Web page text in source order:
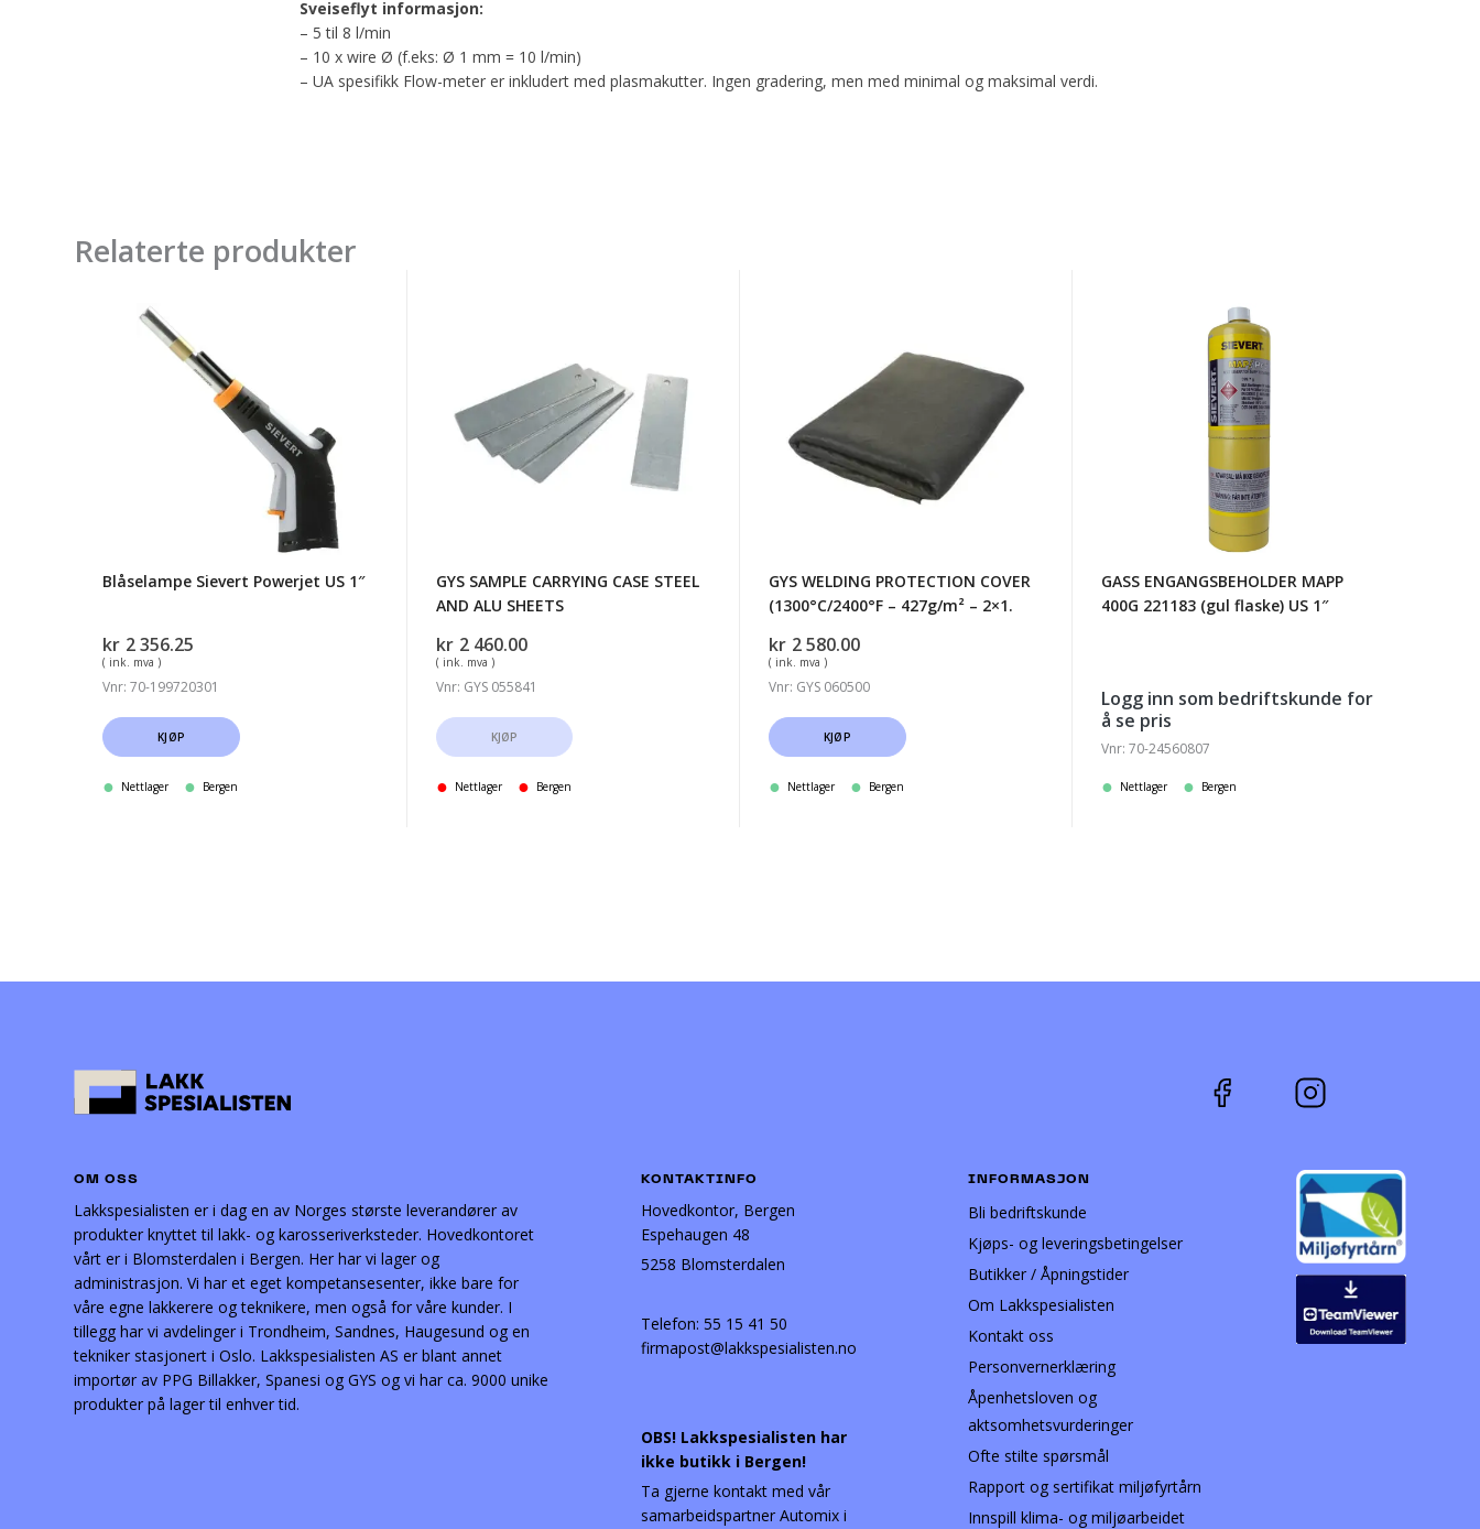
Sveiseflyt informasjon:
– 5 til 8 l/min
– 10 x wire Ø (f.eks: Ø 1 mm = 10 l/min)
– UA spesifikk Flow-meter er inkludert med plasmakutter. Ingen gradering, men med minimal og maksimal verdi.
Relaterte produkter
Blåselampe
Sievert
Blåselampe Sievert Powerjet US 1″
kr 2 356.25
( ink. mva )
Vnr: 70-199720301
KJØP
Nettlager Bergen
STEEL
GYS SAMPLE CARRYING CASE STEEL
AND ALU SHEETS
kr 2 460.00
( ink. mva )
Vnr: GYS 055841
KJØP
Nettlager Bergen
PROTECTION
(1300°C/2400°F
427g/m²
GYS WELDING PROTECTION COVER
(1300°C/2400°F – 427g/m² – 2×1.
kr 2 580.00
( ink. mva )
Vnr: GYS 060500
KJØP
Nettlager Bergen
ENGANGSBEHOLDER
GASS ENGANGSBEHOLDER MAPP
400G 221183 (gul flaske) US 1″
Logg inn som bedriftskunde for
å se pris
Vnr: 70-24560807
Nettlager Bergen
OM OSS
Lakkspesialisten er i dag en av Norges største leverandører av
produkter knyttet til lakk- og karosseriverksteder. Hovedkontoret
vårt er i Blomsterdalen i Bergen. Her har vi lager og
administrasjon. Vi har et eget kompetansesenter, ikke bare for
våre egne lakkerere og teknikere, men også for våre kunder. I
tillegg har vi avdelinger i Trondheim, Sandnes, Haugesund og en
tekniker stasjonert i Oslo. Lakkspesialisten AS er blant annet
importør av PPG Billakker, Spanesi og GYS og vi har ca. 9000 unike
produkter på lager til enhver tid.
KONTAKTINFO
Hovedkontor, Bergen
Espehaugen 48
5258 Blomsterdalen
Telefon: 55 15 41 50
firmapost@lakkspesialisten.no
OBS! Lakkspesialisten har
ikke butikk i Bergen!
Ta gjerne kontakt med vår
samarbeidspartner Automix i
INFORMASJON
Bli bedriftskunde
Kjøps- og leveringsbetingelser
Butikker / Åpningstider
Om Lakkspesialisten
Kontakt oss
Personvernerklæring
Åpenhetsloven og
aktsomhetsvurderinger
Ofte stilte spørsmål
Rapport og sertifikat miljøfyrtårn
Innspill klima- og miljøarbeidet